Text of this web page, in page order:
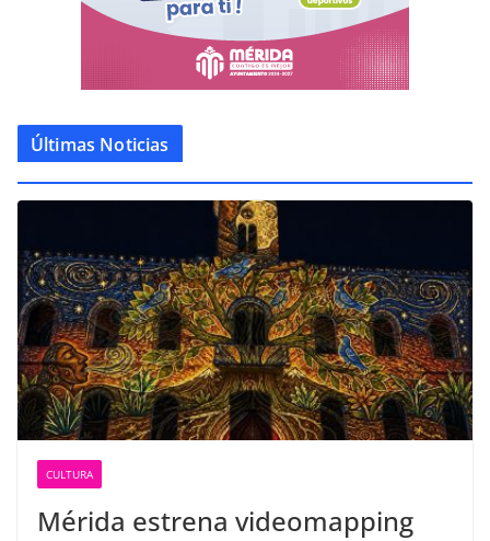
Últimas Noticias
CULTURA
Mérida estrena videomapping